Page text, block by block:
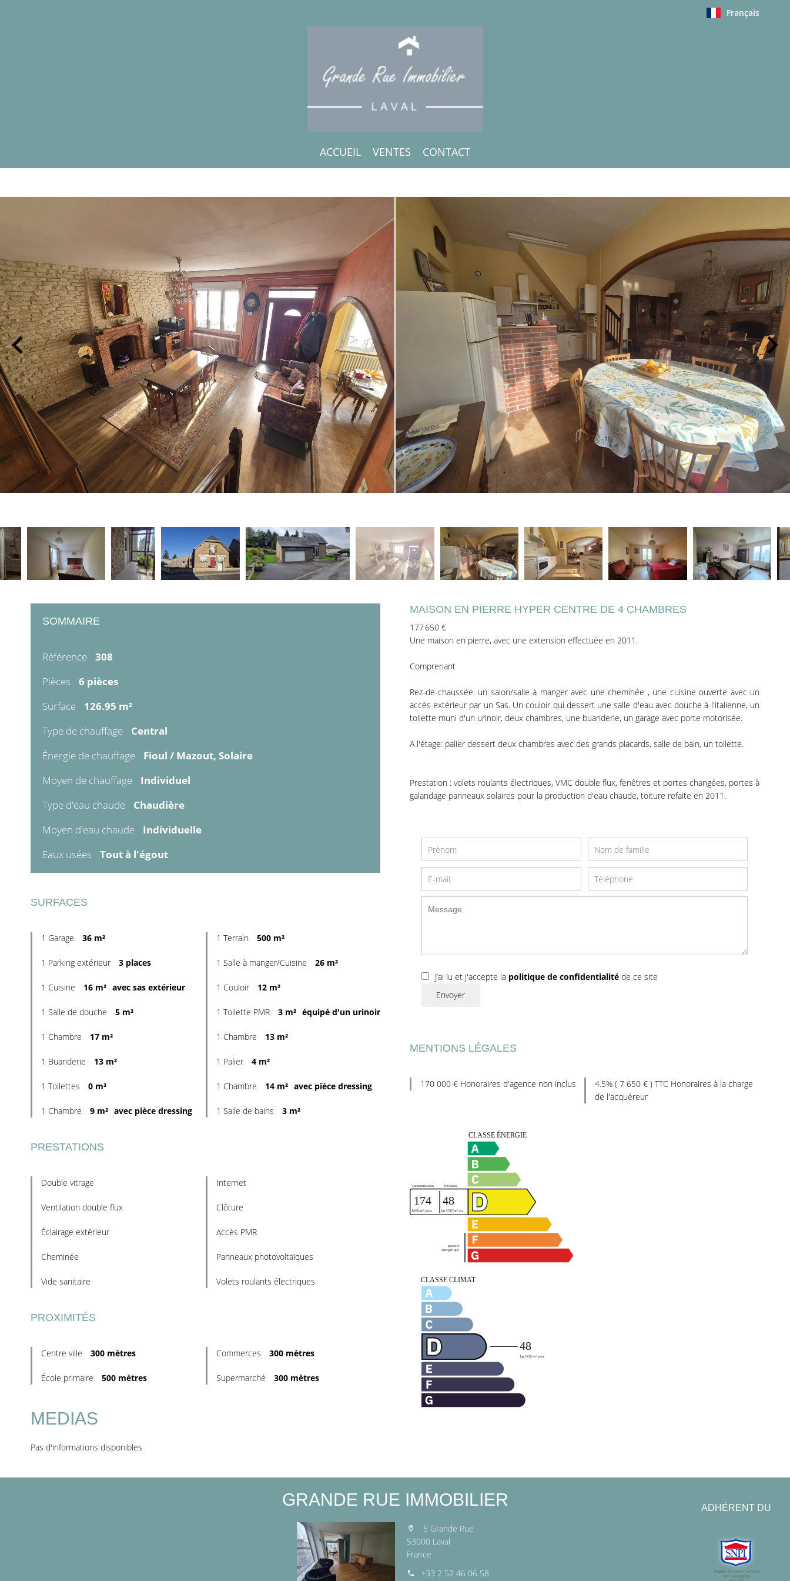
Français
ACCUEIL VENTES CONTACT
SOMMAIRE
Référence
308
Pièces
6 pièces
Surface
126.95 m²
Type de chauffage
Central
Énergie de chauffage
Fioul / Mazout, Solaire
Moyen de chauffage
Individuel
Type d'eau chaude
Chaudière
Moyen d'eau chaude
Individuelle
Eaux usées
Tout à l'égout
SURFACES
1 Garage 36 m² 1 Terrain 500 m²
1 Parking extérieur 3 places 1 Salle à manger/Cuisine 26 m²
1 Cuisine 16 m² avec sas extérieur 1 Couloir 12 m²
1 Salle de douche 5 m² 1 Toilette PMR 3 m² équipé d'un urinoir
1 Chambre 17 m² 1 Chambre 13 m²
1 Buanderie 13 m² 1 Palier 4 m²
1 Toilettes 0 m² 1 Chambre 14 m² avec pièce dressing
1 Chambre 9 m² avec pièce dressing 1 Salle de bains 3 m²
PRESTATIONS
Double vitrage Internet
Ventilation double flux Clôture
Éclairage extérieur Accès PMR
Cheminée Panneaux photovoltaïques
Vide sanitaire Volets roulants électriques
PROXIMITÉS
Centre ville 300 mètres Commerces 300 mètres
École primaire 500 mètres Supermarché 300 mètres
MEDIAS
Pas d'informations disponibles
MAISON EN PIERRE HYPER CENTRE DE 4 CHAMBRES
177 650 €
Une maison en pierre, avec une extension effectuée en 2011.
Comprenant
Rez-de-chaussée: un salon/salle à manger avec une cheminée , une cuisine ouverte avec un
accès extérieur par un Sas. Un couloir qui dessert une salle d'eau avec douche à l'italienne, un
toilette muni d'un urinoir, deux chambres, une buanderie, un garage avec porte motorisée.
A l'étage: palier dessert deux chambres avec des grands placards, salle de bain, un toilette.
Prestation : volets roulants électriques, VMC double flux, fenêtres et portes changées, portes à
galandage panneaux solaires pour la production d'eau chaude, toiture refaite en 2011.
J’ai lu et j'accepte la politique de confidentialitéde ce site
Envoyer
MENTIONS LÉGALES
170 000 € Honoraires d'agence non inclus
4.5% ( 7 650 € ) TTC Honoraires à la charge
de l'acquéreur
ADHÉRENT DU
GRANDE RUE IMMOBILIER
5 Grande Rue
53000 Laval
France
+33 2 52 46 06 58